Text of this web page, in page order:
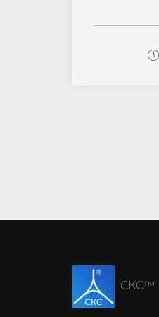
СКС™